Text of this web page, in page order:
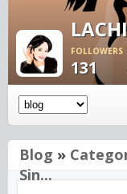
FOLLOWERS
131
Blog »
Sin...